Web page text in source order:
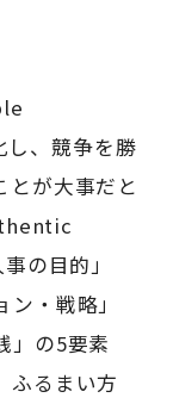
、競争を勝
とが大事だと
の目的」
・戦略」
」の5要素
ふるまい方